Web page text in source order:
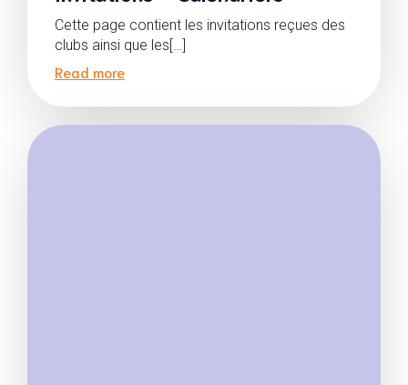
Cette page contient les invitations reçues des
clubs ainsi que les[…]
Read more